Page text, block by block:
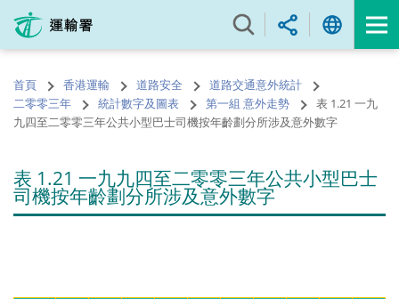
內
的
開
首頁 香港運輸 道路安全
道路交通意外統計
二零零三年
統計數字及圖表 第一組 意外走勢
表 1.21 一九
九四至二零零三年公共小型巴士司機按年齡劃分所涉及意外數字
表 1.21 一九九四至二零零三年公共小型巴士
司機按年齡劃分所涉及意外數字